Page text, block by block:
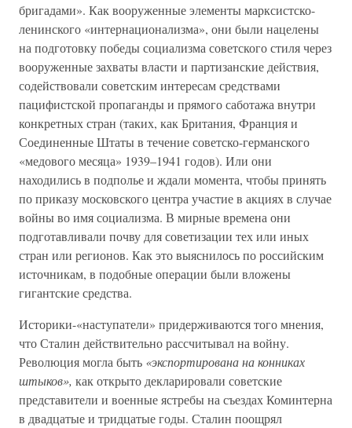
бригадами». Как вооруженные элементы марксистско-
ленинского «интернационализма», они были нацелены
на подготовку победы социализма советского стиля через
вооруженные захваты власти и партизанские действия,
содействовали советским интересам средствами
пацифистской пропаганды и прямого саботажа внутри
конкретных стран (таких, как Британия, Франция и
Соединенные Штаты в течение советско-германского
«медового месяца» 1939–1941 годов). Или они
находились в подполье и ждали момента, чтобы принять
по приказу московского центра участие в акциях в случае
войны во имя социализма. В мирные времена они
подготавливали почву для советизации тех или иных
стран или регионов. Как это выяснилось по российским
источникам, в подобные операции были вложены
гигантские средства.
Историки-«наступатели» придерживаются того мнения,
что Сталин действительно рассчитывал на войну.
Революция могла быть «экспортирована на конниках
штыков», как открыто декларировали советские
представители и военные ястребы на съездах Коминтерна
в двадцатые и тридцатые годы. Сталин поощрял